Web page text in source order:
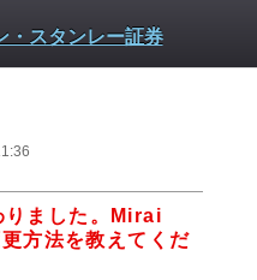
りました。Mirai
方法を教えてくだ